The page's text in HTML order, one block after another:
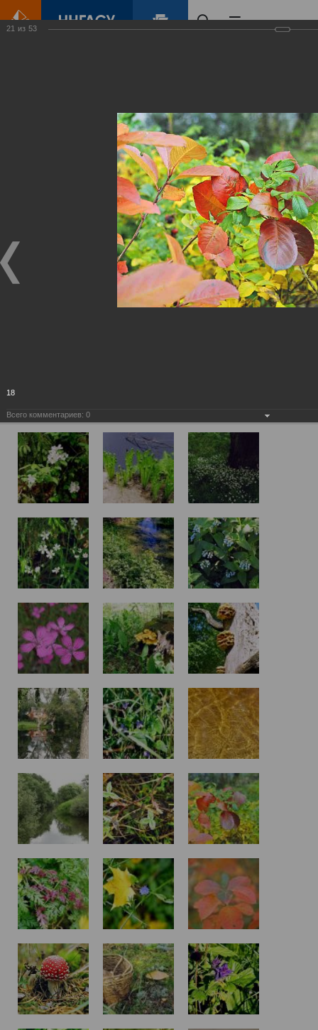
Виртуальные
выставки
(фотоальбомы)
21 из 53
18
Всего комментариев: 0